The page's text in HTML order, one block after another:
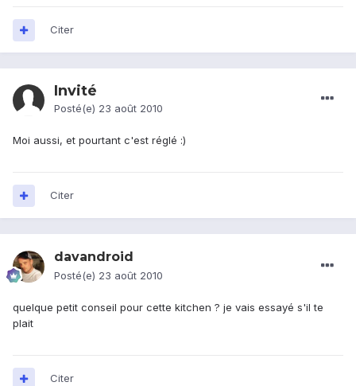
Citer
Invité
Posté(e) 23 août 2010
Moi aussi, et pourtant c'est réglé :)
Citer
davandroid
Posté(e) 23 août 2010
quelque petit conseil pour cette kitchen ? je vais essayé s'il te
plait
Citer